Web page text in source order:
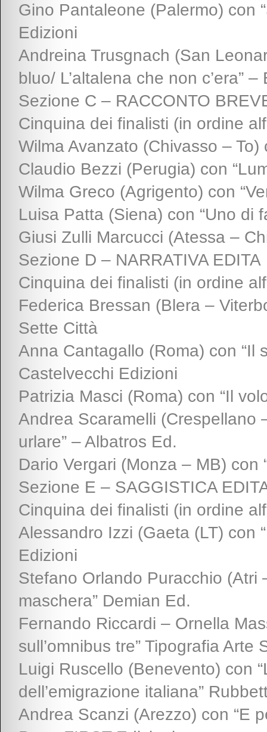
Gino Pantaleone (Palermo) con
Edizioni
Andreina Trusgnach (San
bluo/ L’altalena che non c’era”
Sezione C – RACCONTO
Cinquina dei finalisti (in ordine
Wilma Avanzato (Chivasso – To)
Claudio Bezzi (Perugia) con
Wilma Greco (Agrigento) con
Luisa Patta (Siena) con “Uno di
Giusi Zulli Marcucci (Atessa –
Sezione D – NARRATIVA EDITA
Cinquina dei finalisti (in ordine
Federica Bressan (Blera –
Sette Città
Anna Cantagallo (Roma) con “Il
Castelvecchi Edizioni
Patrizia Masci (Roma) con “Il
Andrea Scaramelli (Crespellano
urlare” – Albatros Ed.
Dario Vergari (Monza – MB) con
Sezione E – SAGGISTICA
Cinquina dei finalisti (in ordine
Alessandro Izzi (Gaeta (LT) con
Edizioni
Stefano Orlando Puracchio (Atri
maschera” Demian Ed.
Fernando Riccardi – Ornella
sull’omnibus tre” Tipografia Arte
Luigi Ruscello (Benevento) con
dell’emigrazione italiana”
Andrea Scanzi (Arezzo) con “E